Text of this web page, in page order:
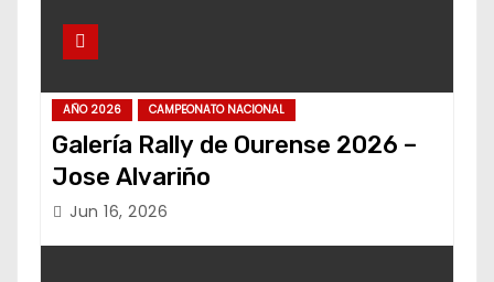
AÑO 2026 CAMPEONATO NACIONAL
Galería Rally de Ourense 2026 –
Jose Alvariño
Jun 16, 2026